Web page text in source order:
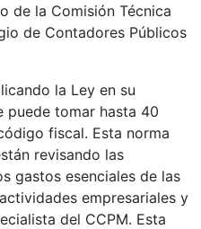
de la Comisión Técnica
de Contadores Públicos
la Ley en su
puede tomar hasta 40
fiscal. Esta norma
revisando las
gastos esenciales de las
empresariales y
del CCPM. Esta